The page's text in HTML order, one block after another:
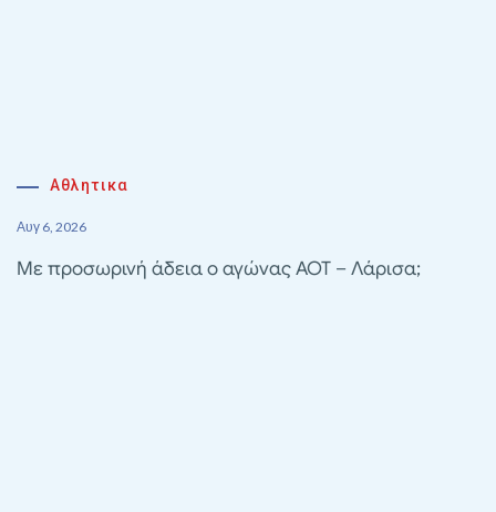
Αθλητικα
Αυγ 6, 2026
Με προσωρινή άδεια ο αγώνας ΑΟΤ – Λάρισα;